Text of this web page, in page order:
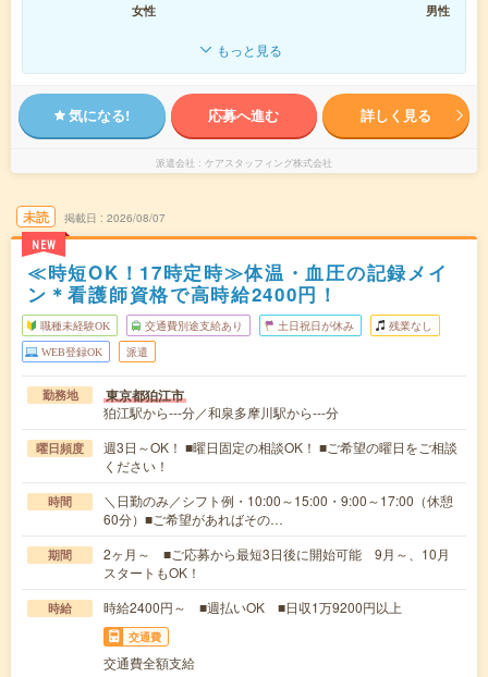
女性
男性
もっと見る
気になる! 応募へ進む 詳しく見る
派遣会社 ケアスタッフィング株式会社
未読
NEW
掲載日 2026/08/07
≪時短OK！17時定時≫体温・血圧の記録メイ
ン＊看護師資格で高時給2400円！
職種未経験OK 交通費別途支給あり 土日祝日が休み 残業なし
WEB登録OK 派遣
勤務地 東京都狛江市
狛江駅から---分／和泉多摩川駅から---分
曜日頻度
週3日～OK！ ■曜日固定の相談OK！ ■ご希望の曜日をご相談
ください！
時間
＼日勤のみ／シフト例・10:00～15:00・9:00～17:00（休憩
60分）■ご希望があればその…
期間
2ヶ月～ ■ご応募から最短3日後に開始可能 9月～、10月
スタートもOK！
時給 時給2400円～ ■週払いOK ■日収1万9200円以上
交通費
交通費全額支給